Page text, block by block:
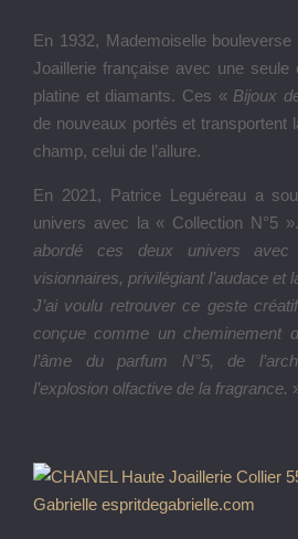
En 1932, Mademoiselle
Joaillerie française avec une seule
platine et diamants. Ces « Bijoux
de nouveaux portés et transportent
champ, celui de l’allure.
En 2021, Patrice Leguéreau a
univers avec la « Collection N°5
abordé ces deux univers
visionnaires, privilégiant l’audace et
J’ai voulu retrouver ce geste
conçue comme un cheminement
l’âme du parfum N°5, de
l’explosion olfactive de la fragrance.